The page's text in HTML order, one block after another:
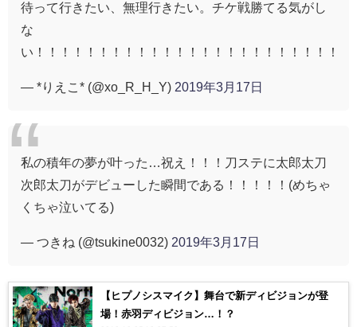
待って行きたい、無理行きたい。チケ戦勝てる気がし
な
い！！！！！！！！！！！！！！！！！！！！！！！！
— *りえこ* (@xo_R_H_Y) 2019年3月17日
私の積年の夢が叶った…祝え！！！刀ステに太郎太刀
次郎太刀がデビューした瞬間である！！！！！(めちゃ
くちゃ泣いてる)
— つきね (@tsukine0032) 2019年3月17日
【ヒプノシスマイク】舞台で新ディビジョンが登
場！赤羽ディビジョン…！？